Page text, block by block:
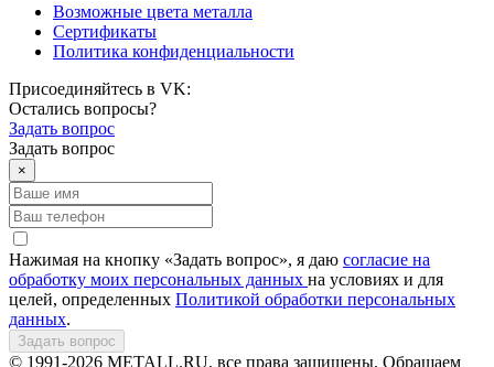
Возможные цвета металла
Сертификаты
Политика конфиденциальности
Присоединяйтесь в VK:
Остались вопросы?
Задать вопрос
Задать вопрос
×
Нажимая на кнопку «Задать вопрос», я даю согласие на
обработку моих персональных данных на условиях и для
целей, определенных Политикой обработки персональных
данных.
Задать вопрос
© 1991-2026 METALL.RU, все права защищены. Обращаем